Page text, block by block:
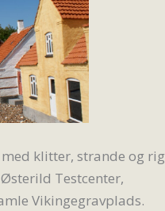
klitter, strande og rig
Testcenter,
Vikingegravplads.